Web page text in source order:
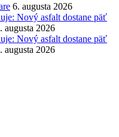
6. augusta 2026
Nový asfalt dostane päť
augusta 2026
Nový asfalt dostane päť
augusta 2026